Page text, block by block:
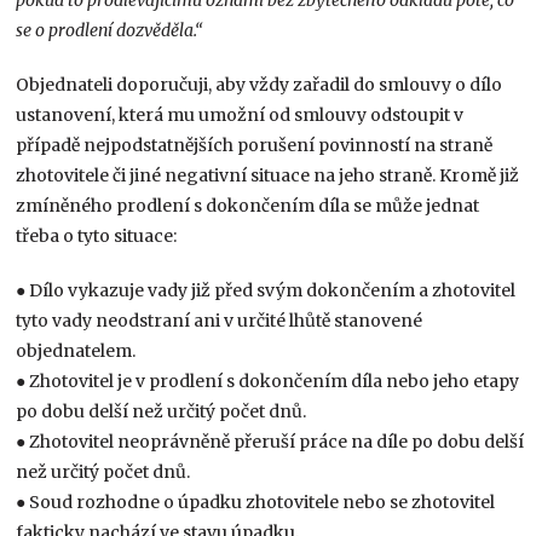
se o prodlení dozvěděla.“
Objednateli doporučuji, aby vždy zařadil do smlouvy o dílo
ustanovení, která mu umožní od smlouvy odstoupit v
případě nejpodstatnějších porušení povinností na straně
zhotovitele či jiné negativní situace na jeho straně. Kromě již
zmíněného prodlení s dokončením díla se může jednat
třeba o tyto situace:
● Dílo vykazuje vady již před svým dokončením a zhotovitel
tyto vady neodstraní ani v určité lhůtě stanovené
objednatelem.
● Zhotovitel je v prodlení s dokončením díla nebo jeho etapy
po dobu delší než určitý počet dnů.
● Zhotovitel neoprávněně přeruší práce na díle po dobu delší
než určitý počet dnů.
● Soud rozhodne o úpadku zhotovitele nebo se zhotovitel